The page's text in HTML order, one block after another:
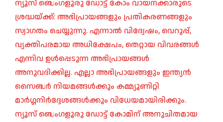
ന്യൂസ് ബെംഗളൂരു ഡോട്ട് കോം വായനക്കാരുടെ
ശ്രദ്ധയ്ക്ക്: അഭിപ്രായങ്ങളും പ്രതികരണങ്ങളും
സ്വാഗതം ചെയ്യുന്നു. എന്നാൽ വിദ്വേഷം, വെറുപ്പ്,
വ്യക്തിപരമായ അധിക്ഷേപം, തെറ്റായ വിവരങ്ങൾ
എന്നിവ ഉൾപ്പെടുന്ന അഭിപ്രായങ്ങൾ
അനുവദിക്കില്ല. എല്ലാ അഭിപ്രായങ്ങളും ഇന്ത്യൻ
സൈബർ നിയമങ്ങൾക്കും കമ്മ്യൂണിറ്റി
മാർഗ്ഗനിർദ്ദേശങ്ങൾക്കും വിധേയമായിരിക്കും.
ന്യൂസ് ബെംഗളൂരു ഡോട്ട് കോമിന് അനുചിതമായ